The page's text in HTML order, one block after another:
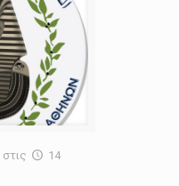
στις
14